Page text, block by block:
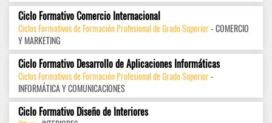
Ciclo Formativo Comercio Internacional
Ciclos Formativos de Formación Profesional de Grado Superior- COMERCIO
Y MARKETING
Ciclo Formativo Desarrollo de Aplicaciones Informáticas
Ciclos Formativos de Formación Profesional de Grado Superior-
INFORMÁTICA Y COMUNICACIONES
Ciclo Formativo Diseño de Interiores